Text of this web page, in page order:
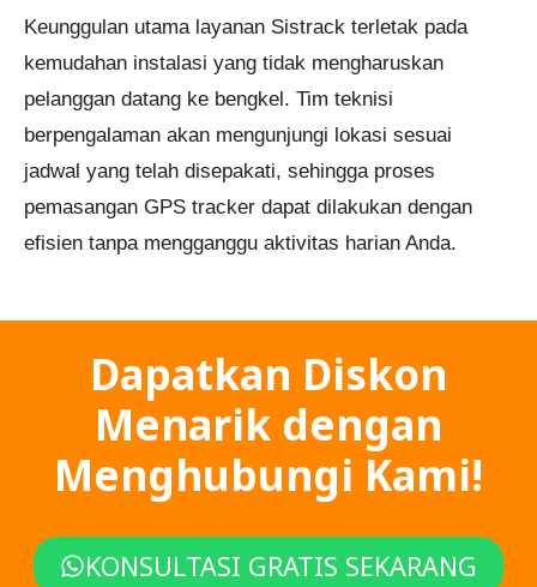
Keunggulan utama layanan Sistrack terletak pada
kemudahan instalasi yang tidak mengharuskan
pelanggan datang ke bengkel. Tim teknisi
berpengalaman akan mengunjungi lokasi sesuai
jadwal yang telah disepakati, sehingga proses
pemasangan GPS tracker dapat dilakukan dengan
efisien tanpa mengganggu aktivitas harian Anda.
Dapatkan Diskon
Menarik dengan
Menghubungi Kami!
KONSULTASI GRATIS SEKARANG